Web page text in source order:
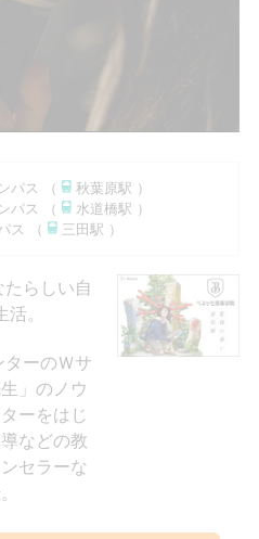
パス （
秋葉原駅 ）
パス （
水道橋駅 ）
ス （
三田駅 ）
らしい自
。
ターのＷサ
」のノウ
ーをはじ
などの教
セラーな